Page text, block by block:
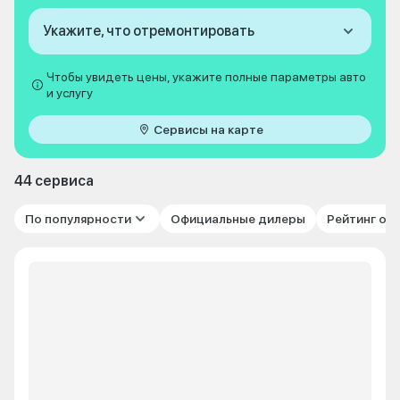
Укажите, что отремонтировать
Чтобы увидеть цены, укажите полные параметры авто
и услугу
Сервисы на карте
44 сервиса
По популярности Официальные дилеры Рейтинг